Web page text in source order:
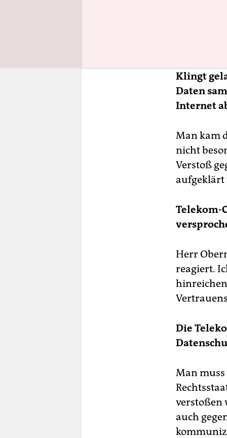
Telefon.
Klingt
Daten
Internet
Man kam
nicht
Verstoß
aufgeklärt
Telekom-
Herr
reagiert.
Die
Man
verstoßen
auch